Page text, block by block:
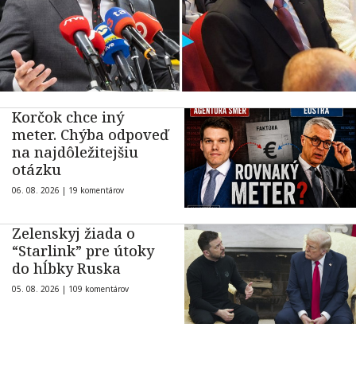
Korčok chce iný
meter. Chýba odpoveď
na najdôležitejšiu
otázku
06. 08. 2026 | 19 komentárov
Zelenskyj žiada o
“Starlink” pre útoky
do hĺbky Ruska
05. 08. 2026 | 109 komentárov